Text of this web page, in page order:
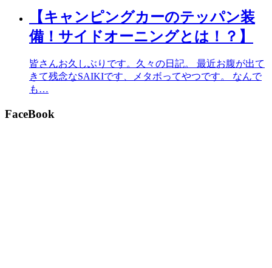
【キャンピングカーのテッパン装
備！サイドオーニングとは！？】
皆さんお久しぶりです。久々の日記。 最近お腹が出て
きて残念なSAIKIです、メタボってやつです。 なんで
も…
FaceBook